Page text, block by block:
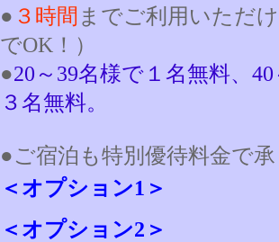
● ３時間 までご利用いただ
でOK！）
●20～39名様で１名無料、
３名無料。
●ご宿泊も特別優待料金で
＜オプション1＞
＜オプション2＞